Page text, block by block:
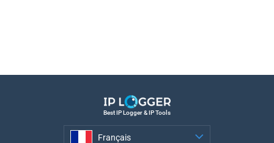
Best IP Logger & IP Tools
Français